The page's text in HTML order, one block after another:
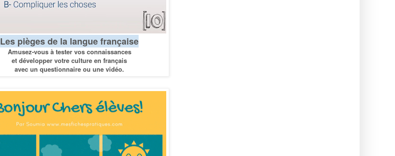
Les pièges de la langue française
Amusez-vous à tester vos connaissances
et développer votre culture en français
avec un questionnaire ou une vidéo.